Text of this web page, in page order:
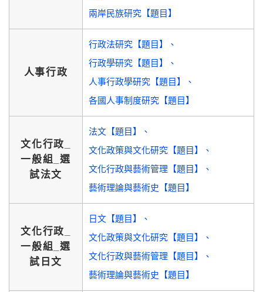
兩岸民族研究【題目】
人事行政
行政法研究【題目】
行政學研究【題目】
人事行政學研究【題目】
各國人事制度研究【題目】
文化行政_
一般組_選
試法文
法文【題目】
文化政策與文化研究【題目】
文化行政與藝術管理【題目】
藝術理論與藝術史【題目】
文化行政_
一般組_選
試日文
日文【題目】
文化政策與文化研究【題目】
文化行政與藝術管理【題目】
藝術理論與藝術史【題目】